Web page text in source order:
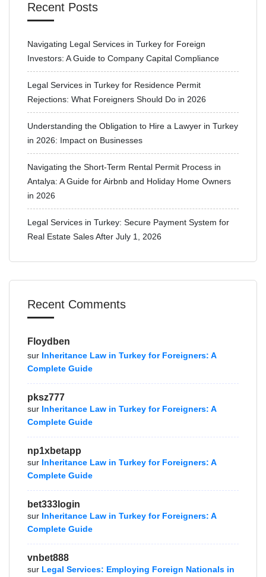
Recent Posts
Navigating Legal Services in Turkey for Foreign
Investors: A Guide to Company Capital Compliance
Legal Services in Turkey for Residence Permit
Rejections: What Foreigners Should Do in 2026
Understanding the Obligation to Hire a Lawyer in Turkey
in 2026: Impact on Businesses
Navigating the Short-Term Rental Permit Process in
Antalya: A Guide for Airbnb and Holiday Home Owners
in 2026
Legal Services in Turkey: Secure Payment System for
Real Estate Sales After July 1, 2026
Recent Comments
Floydben
sur Inheritance Law in Turkey for Foreigners: A
Complete Guide
pksz777
sur Inheritance Law in Turkey for Foreigners: A
Complete Guide
np1xbetapp
sur Inheritance Law in Turkey for Foreigners: A
Complete Guide
bet333login
sur Inheritance Law in Turkey for Foreigners: A
Complete Guide
vnbet888
sur Legal Services: Employing Foreign Nationals in